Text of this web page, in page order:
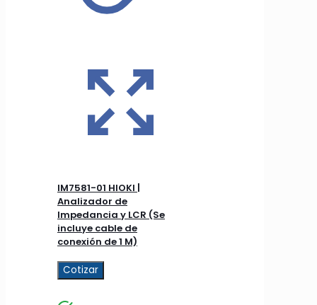
IM7581-01 HIOKI |
Analizador de
Impedancia y LCR (Se
incluye cable de
conexión de 1 M)
Cotizar